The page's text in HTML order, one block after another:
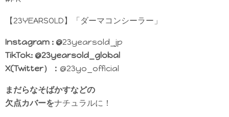
【23YEARSOLD】「ダーマコンシーラー」
Instagram : @23yearsold_jp
TikTok: @23yearsold_global
X(Twitter）： @23yo_official
まだらなそばかすなどの
欠点カバーをナチュラルに！